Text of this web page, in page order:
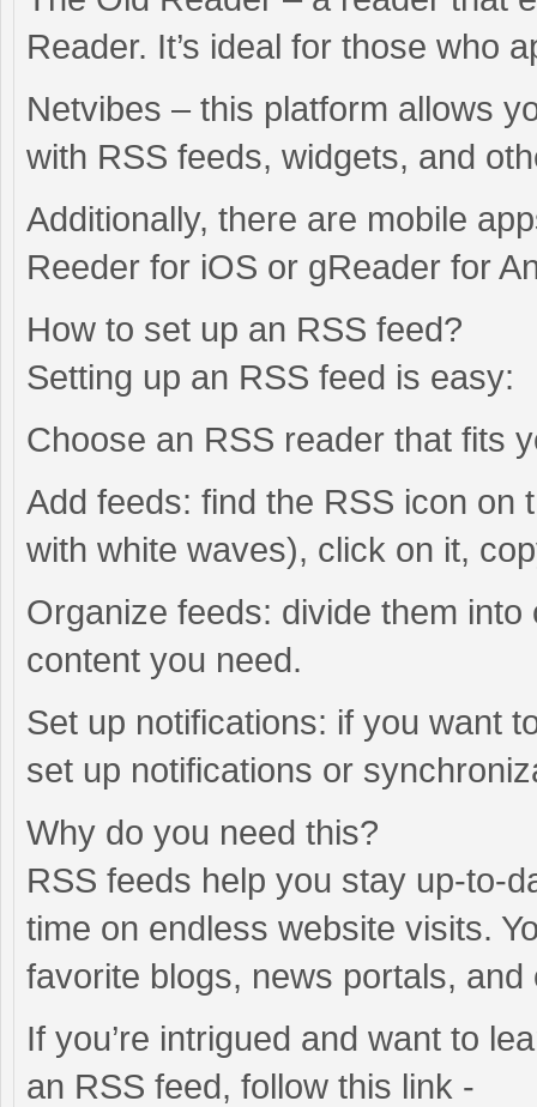
Reader. It’s ideal for those who
Netvibes – this platform allows
with RSS feeds, widgets, and
Additionally, there are mobile
Reeder for iOS or gReader for
How to set up an RSS feed?
Setting up an RSS feed is easy:
Choose an RSS reader that fits
Add feeds: find the RSS icon on
with white waves), click on it,
Organize feeds: divide them
content you need.
Set up notifications: if you want
set up notifications or
Why do you need this?
RSS feeds help you stay up-to-
time on endless website visits.
favorite blogs, news portals,
If you’re intrigued and want to
an RSS feed, follow this link -